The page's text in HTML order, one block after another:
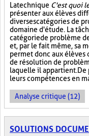
La technique C'est quoi
présenter aux élèves
diverses catégories de
domaine d'étude. La
catégorie de problème
et, par le fait même, sa
permet donc aux élèves
de résolution de
laquelle il appartient.
leurs compétences en
Analyse critique (12)
SOLUTIONS